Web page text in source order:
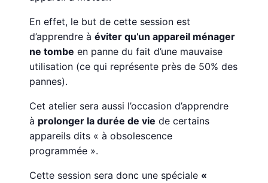
En effet, le but de cette session est
d’apprendre àéviter qu’un appareil ménager
ne tombe en panne du fait d’une mauvaise
utilisation (ce qui représente près de 50% des
pannes).
Cet atelier sera aussi l’occasion d’apprendre
à prolonger la durée de vie de certains
appareils dits « à obsolescence
programmée ».
Cette session sera donc une spéciale «